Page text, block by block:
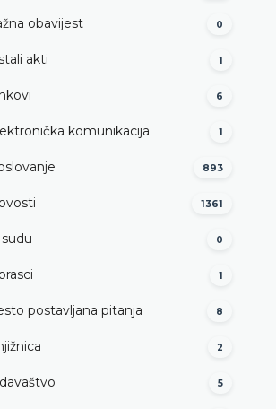
apelacije?
obavijest 0
akti 1
6
komunikacija 1
893
1361
0
1
postavljana pitanja 8
2
5